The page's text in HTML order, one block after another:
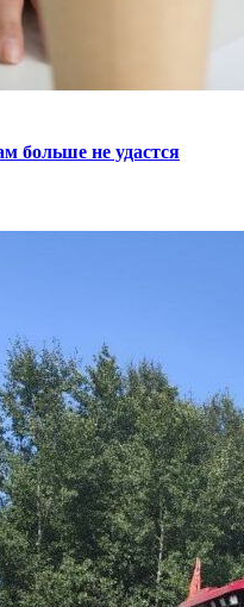
больше не удастся